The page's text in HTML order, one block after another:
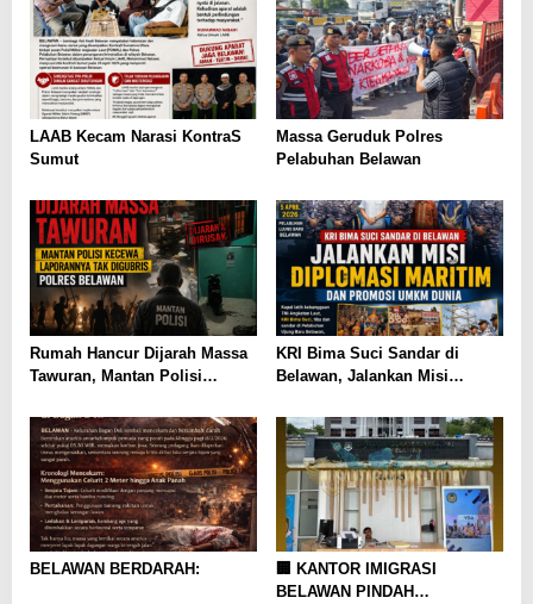
LAAB Kecam Narasi KontraS
Sumut
Massa Geruduk Polres
Pelabuhan Belawan
Rumah Hancur Dijarah Massa
Tawuran, Mantan Polisi
Digubris Polres Belawan
KRI Bima Suci Sandar di
Belawan, Jalankan Misi
Promosi UMKM Dunia
BELAWAN BERDARAH:
🏢 KANTOR IMIGRASI
BELAWAN PINDAH